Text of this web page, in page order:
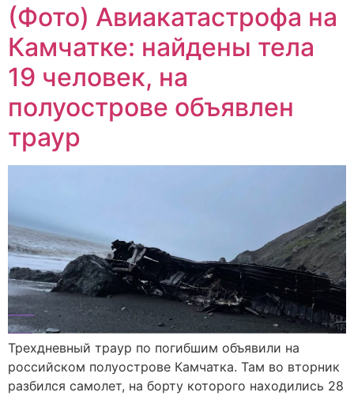
(Фото) Авиакатастрофа на
Камчатке: найдены тела
19 человек, на
полуострове объявлен
траур
Трехдневный траур по погибшим объявили на
российском полуострове Камчатка. Там во вторник
разбился самолет, на борту которого находились 28